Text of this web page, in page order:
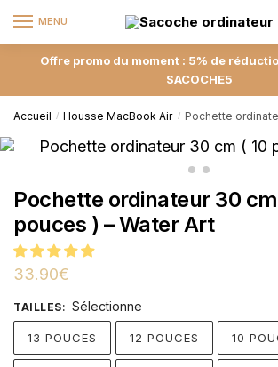
MENU
Offre promo du moment : 5% de
SACOCHE5
Accueil / Housse MacBook Air / Pochette ordinateur 30
Pochette ordinateur 30 cm
pouces ) – Water Art
33.90€
TAILLES: Sélectionne
13 POUCES 12 POUCES 10